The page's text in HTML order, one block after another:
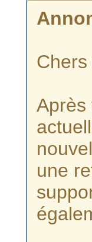
Après
une